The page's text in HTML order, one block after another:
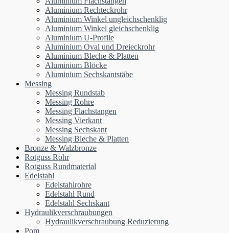
Aluminium Rechteckrohr
Aluminium Winkel ungleichschenklig
Aluminium Winkel gleichschenklig
Aluminium U-Profile
Aluminium Oval und Dreieckrohr
Aluminium Bleche & Platten
Aluminium Blöcke
Aluminium Sechskantstäbe
Messing
Messing Rundstab
Messing Rohre
Messing Flachstangen
Messing Vierkant
Messing Sechskant
Messing Bleche & Platten
Bronze & Walzbronze
Rotguss Rohr
Rotguss Rundmaterial
Edelstahl
Edelstahlrohre
Edelstahl Rund
Edelstahl Sechskant
Hydraulikverschraubungen
Hydraulikverschraubung Reduzierung
Pom